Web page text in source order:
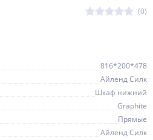
(0)
816*200*478
Айленд Силк
Шкаф нижний
Graphite
Прямые
Айленд Силк